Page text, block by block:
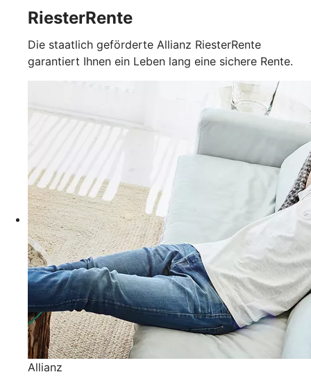
RiesterRente
Die staatlich geförderte Allianz RiesterRente
garantiert Ihnen ein Leben lang eine sichere Rente.
Allianz